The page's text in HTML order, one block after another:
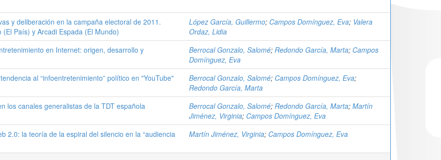
y deliberación en la campaña electoral de 2011.
País) y Arcadi Espada (El Mundo)
López García, Guillermo; Campos Domínguez, Eva; Valera
Ordaz, Lidia
en Internet: origen, desarrollo y
Berrocal Gonzalo, Salomé; Redondo García, Marta; Campos
Domínguez, Eva
al “infoentretenimiento” político en "YouTube" Berrocal Gonzalo, Salomé; Campos Domínguez, Eva;
Redondo García, Marta
los canales generalistas de la TDT española Berrocal Gonzalo, Salomé; Redondo García, Marta; Martín
Jiménez, Virginia; Campos Domínguez, Eva
2.0: la teoría de la espiral del silencio en la “audiencia
Martín Jiménez, Virginia; Campos Domínguez, Eva